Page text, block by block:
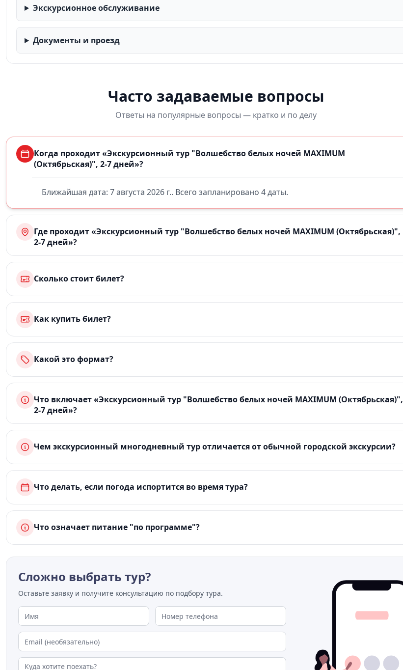
Экскурсионное обслуживание
Документы и проезд
Часто задаваемые вопросы
Ответы на популярные вопросы — кратко и по делу
Когда проходит «Экскурсионный тур "Волшебство белых ночей MAXIMUM
(Октябрьская)", 2-7 дней»?
Ближайшая дата: 7 августа 2026 г.. Всего запланировано 4 даты.
Где проходит «Экскурсионный тур "Волшебство белых ночей MAXIMUM (Октябрьская)",
2-7 дней»?
Сколько стоит билет?
Как купить билет?
Какой это формат?
Что включает «Экскурсионный тур "Волшебство белых ночей MAXIMUM (Октябрьская)",
2-7 дней»?
Чем экскурсионный многодневный тур отличается от обычной городской экскурсии?
Что делать, если погода испортится во время тура?
Что означает питание "по программе"?
Сложно выбрать тур?
Оставьте заявку и получите консультацию по подбору тура.